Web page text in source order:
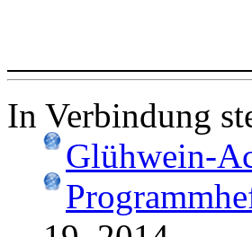
In Verbindung
Glühwein-